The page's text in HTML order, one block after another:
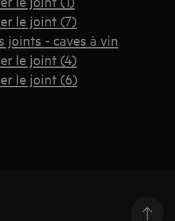
le joint (7)
joints - caves à vin
le joint (4)
le joint (6)